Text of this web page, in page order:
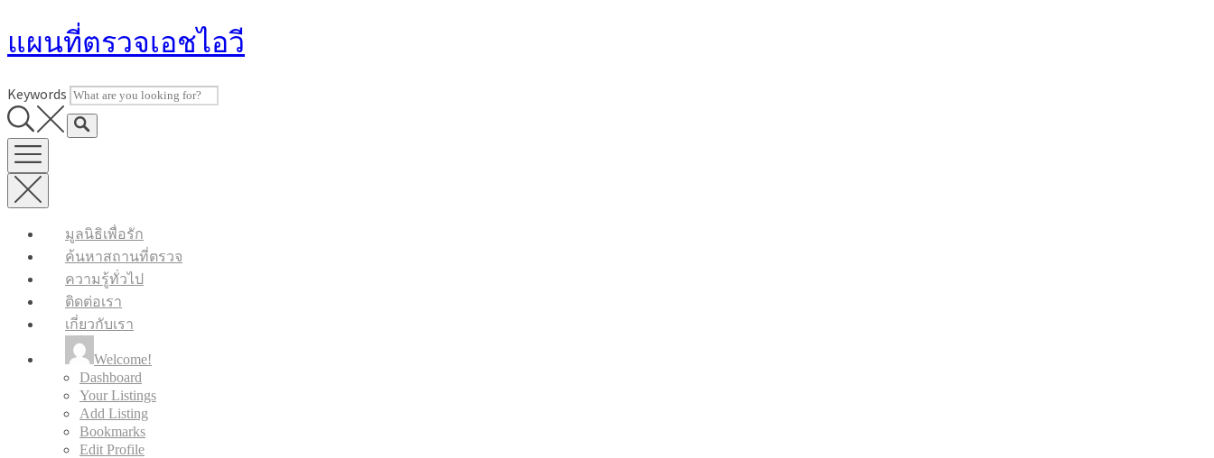
to
แผนที่ตรวจเอชไอวี
Keywords
มูลนิธิเพื่อรัก
ค้นหาสถานที่ตรวจ
ความรู้ทั่วไป
ติดต่อเรา
เกี่ยวกับเรา
Welcome!
Dashboard
Your Listings
Add Listing
Bookmarks
Edit Profile